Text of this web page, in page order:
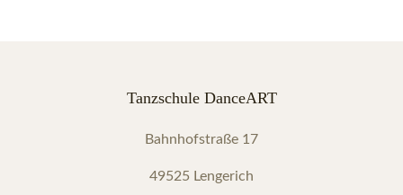
Tanzschule DanceART
Bahnhofstraße 17
49525 Lengerich